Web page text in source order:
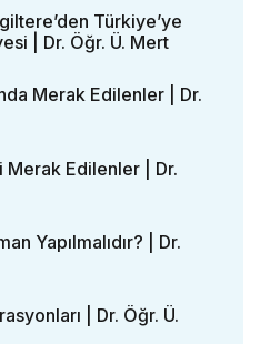
Türkiye’ye
| Dr. Öğr. Ü. Mert
Merak Edilenler | Dr.
Merak Edilenler | Dr.
Yapılmalıdır? | Dr.
| Dr. Öğr. Ü.